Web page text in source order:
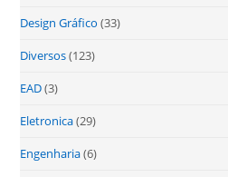
Design Gráfico (33)
Diversos(123)
EAD(3)
Eletronica(29)
Engenharia(6)